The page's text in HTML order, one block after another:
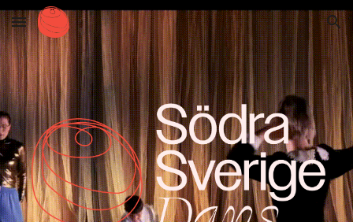
Skip to main content Skip to navigation